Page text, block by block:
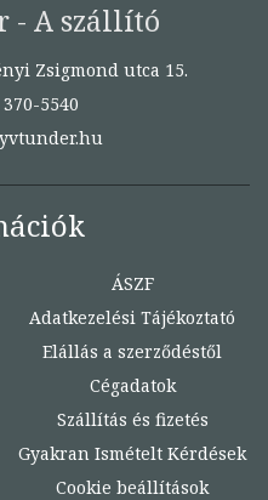
- A szállító
Zsigmond utca 15.
5540
ÁSZF
Adatkezelési Tájékoztató
Elállás a szerződéstől
Cégadatok
Szállítás és fizetés
Gyakran Ismételt Kérdések
Cookie beállítások